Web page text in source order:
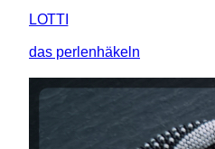
LOTTI
das perlenhäkeln